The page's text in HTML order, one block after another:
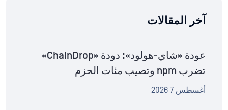
آخر المقالات
عودة «شاي-هولود»: دودة «ChainDrop»
تضرب npm وتصيب مئات الحزم
أغسطس 7 2026